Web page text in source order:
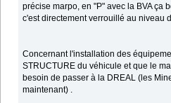
précise marpo, en "P" avec la BVA ça
c'est directement verrouillé au niveau
Concernant l'installation des
STRUCTURE du véhicule et que le
besoin de passer à la DREAL (les
maintenant) .